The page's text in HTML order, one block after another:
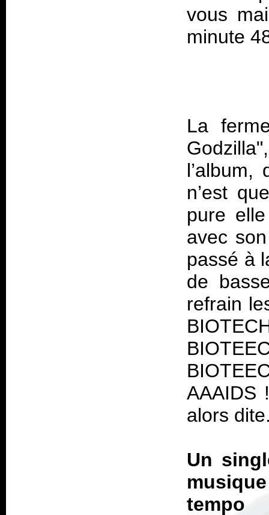
vous
La
n’est
pure
avec
passé à
de
refrain
alors
Un
tempo